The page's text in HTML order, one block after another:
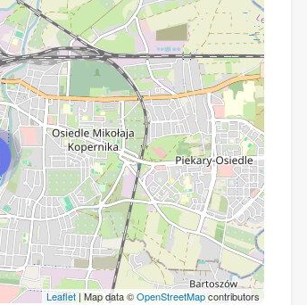
Leaflet| Map data ©OpenStreetMapcontributors